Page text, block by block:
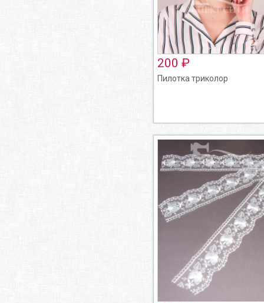
200 ₽
Пилотка триколор